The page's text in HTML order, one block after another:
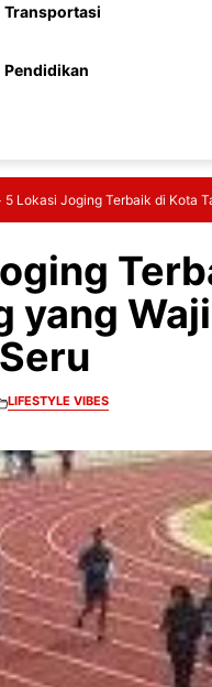
Transportasi
Pendidikan
5 Lokasi Joging Terbaik di Kota
yang
LIFESTYLE VIBES
NEWS TNG– Bandung –
Menyambut pergantian
2026, restoran all you can
Kakkoii All You Can Eat
menghadirkan ...